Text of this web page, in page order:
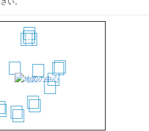
い。
34
5
6
7
8
9
10
11
16
20